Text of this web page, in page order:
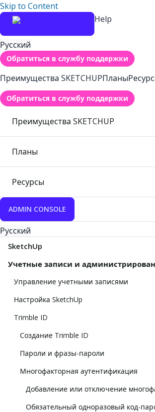
Skip to Content
Help
Русский
Обратиться в службу поддержки
Преимущества SKETCHUPПланы
Обратиться в службу поддержки
Преимущества SKETCHUP
Планы
Ресурсы
ADMIN CONSOLE
Русский
SketchUp
Учетные записи и
Управление учетными записями
Настройка SketchUp
Trimble ID
Создание Trimble ID
Пароли и фразы-пароли
Многофакторная аутентификация
Обязательный одноразовый код-